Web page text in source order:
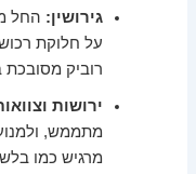
גירושין: החל
על חלוקת
רוביק מסובכת
ירושות
מתממש,
מרגיש כמו